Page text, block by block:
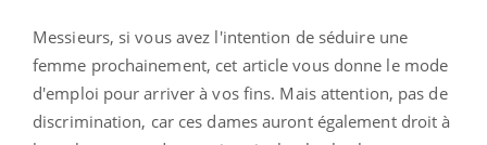
Messieurs, si vous avez l'intention de séduire une
femme prochainement, cet article vous donne le mode
d'emploi pour arriver à vos fins. Mais attention, pas de
discrimination, car ces dames auront également droit à